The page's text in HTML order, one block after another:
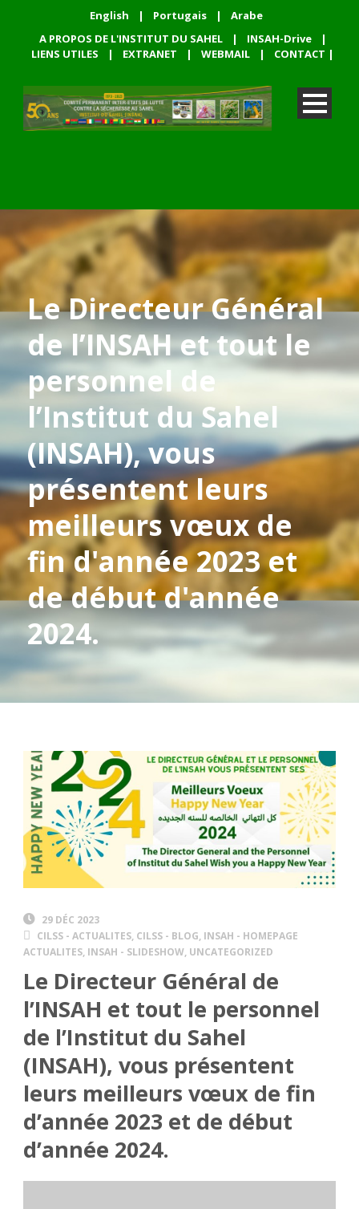
English | Portugais |
Arabe
A PROPOS DE L'INSTITUT DU SAHEL
| INSAH-Drive
|
LIENS UTILES
| EXTRANET | WEBMAIL | CONTACT |
Le Directeur Général
de l’INSAH et tout le
personnel de
l’Institut du Sahel
(INSAH), vous
présentent leurs
meilleurs vœux de
fin d'année 2023 et
de début d'année
2024.
29 DÉC 2023
CILSS - ACTUALITES, CILSS - BLOG, INSAH - HOMEPAGE
ACTUALITES, INSAH - SLIDESHOW, UNCATEGORIZED
Le Directeur Général de
l’INSAH et tout le personnel
de l’Institut du Sahel
(INSAH), vous présentent
leurs meilleurs vœux de fin
d’année 2023 et de début
d’année 2024.